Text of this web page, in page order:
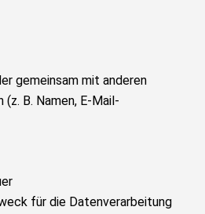
gemeinsam mit anderen
B. Namen, E-Mail-
für die Datenverarbeitung